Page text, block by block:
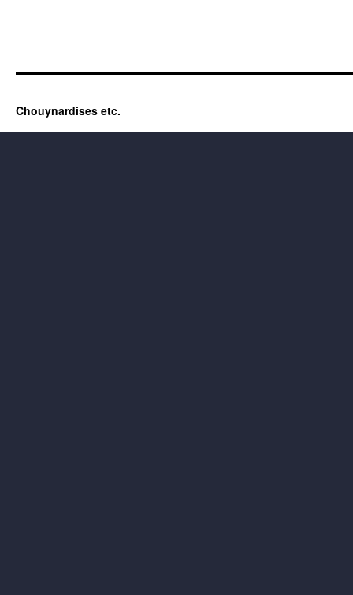
Chouynardises etc.